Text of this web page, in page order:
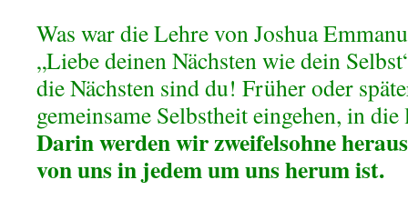
Was war die Lehre von Joshua
„Liebe deinen Nächsten wie dein
die Nächsten sind du! Früher oder
gemeinsame Selbstheit eingehen, in
Darin werden wir zweifelsohne
von uns in jedem um uns herum ist.